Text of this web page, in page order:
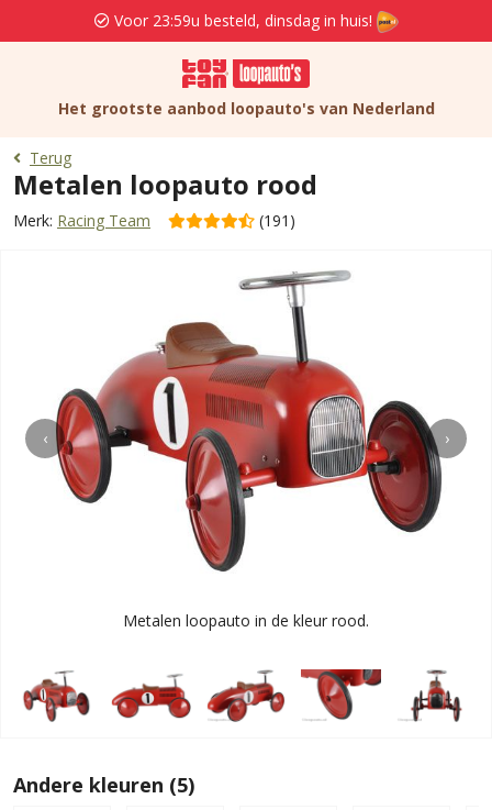
Voor 23:59u besteld, dinsdag in huis!
Het grootste aanbod loopauto's van Nederland
Terug
Metalen loopauto rood
Merk: Racing Team (191)
‹ ›
Metalen loopauto in de kleur rood.
Andere kleuren (5)